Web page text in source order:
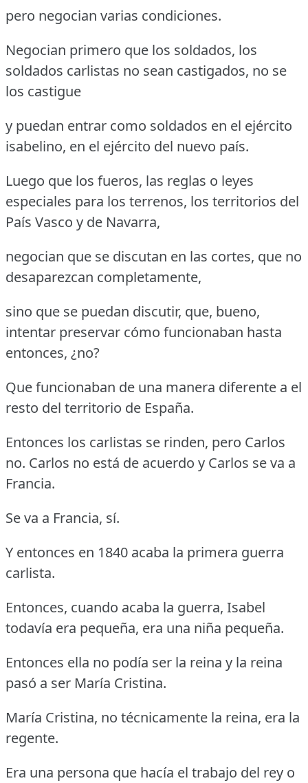
pero negocian varias condiciones.
Negocian primero que los soldados, los
soldados carlistas no sean castigados, no se
los castigue
y puedan entrar como soldados en el ejército
isabelino, en el ejército del nuevo país.
Luego que los fueros, las reglas o leyes
especiales para los terrenos, los territorios del
País Vasco y de Navarra,
negocian que se discutan en las cortes, que no
desaparezcan completamente,
sino que se puedan discutir, que, bueno,
intentar preservar cómo funcionaban hasta
entonces, ¿no?
Que funcionaban de una manera diferente a el
resto del territorio de España.
Entonces los carlistas se rinden, pero Carlos
no. Carlos no está de acuerdo y Carlos se va a
Francia.
Se va a Francia, sí.
Y entonces en 1840 acaba la primera guerra
carlista.
Entonces, cuando acaba la guerra, Isabel
todavía era pequeña, era una niña pequeña.
Entonces ella no podía ser la reina y la reina
pasó a ser María Cristina.
María Cristina, no técnicamente la reina, era la
regente.
Era una persona que hacía el trabajo del rey o